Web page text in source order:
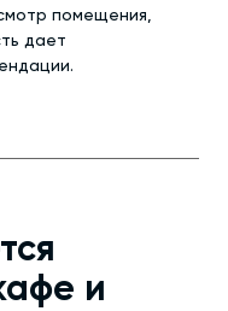
помещения,
дает
и